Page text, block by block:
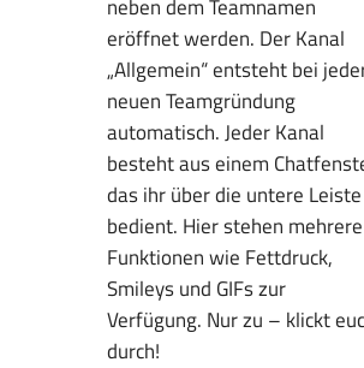
neben dem Teamnamen
eröffnet werden. Der Kanal
„Allgemein“ entsteht bei
neuen Teamgründung
automatisch. Jeder Kanal
besteht aus einem
das ihr über die untere Leiste
bedient. Hier stehen mehrere
Funktionen wie Fettdruck,
Smileys und GIFs zur
Verfügung. Nur zu – klickt
durch!